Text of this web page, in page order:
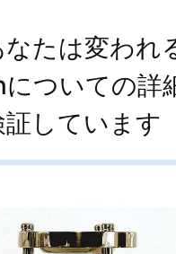
なたは変われ
ついての詳
しています